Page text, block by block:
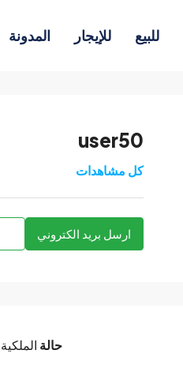
للبيع للإيجار المدونة
user50
كل مشاهدات
ارسل بريد الكتروني
حالة الملكية